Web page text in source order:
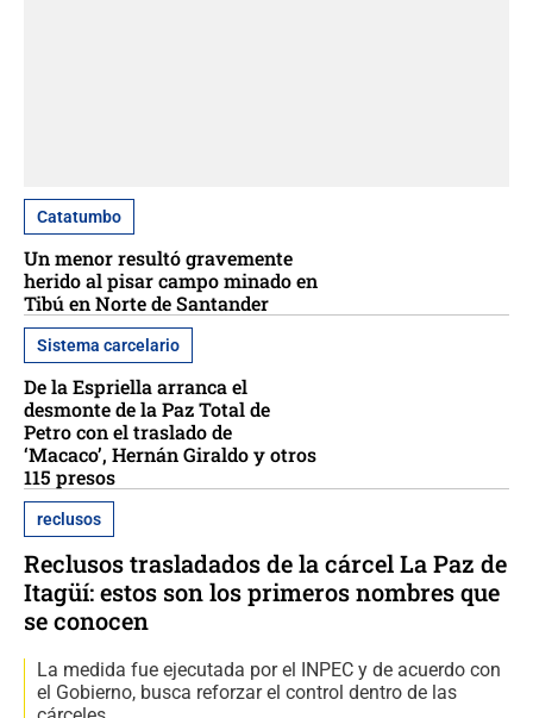
Catatumbo
Un menor resultó gravemente
herido al pisar campo minado en
Tibú en Norte de Santander
Sistema carcelario
De la Espriella arranca el
desmonte de la Paz Total de
Petro con el traslado de
‘Macaco’, Hernán Giraldo y otros
115 presos
reclusos
Reclusos trasladados de la cárcel La Paz de
Itagüí: estos son los primeros nombres que
se conocen
La medida fue ejecutada por el INPEC y de acuerdo con
el Gobierno, busca reforzar el control dentro de las